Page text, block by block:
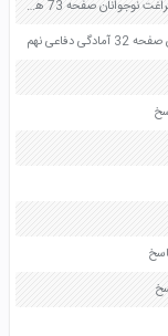
پیشنهادهایی برای فراهم کردن امکاناتی برای گذراندن اوقات فراغت نوجوانان صفحه 73 هدیه های آسمان ششم
نهم